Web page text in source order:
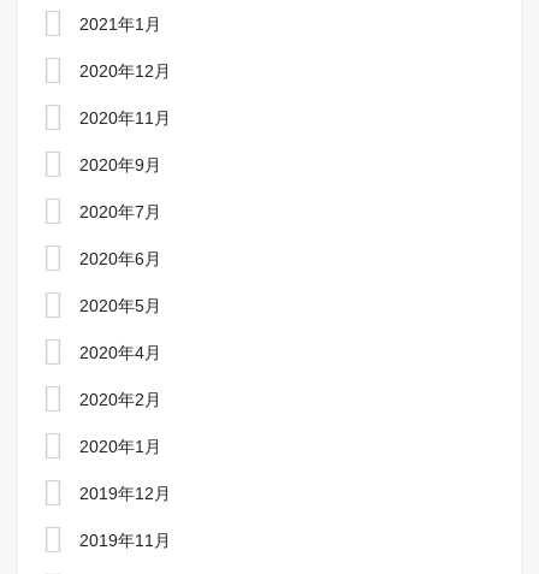
2021年1月
2020年12月
2020年11月
2020年9月
2020年7月
2020年6月
2020年5月
2020年4月
2020年2月
2020年1月
2019年12月
2019年11月